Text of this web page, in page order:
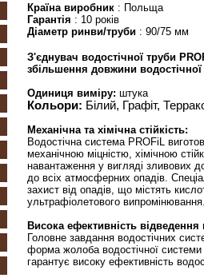
Країна виробник : Польща
Гарантія : 10 років
Діаметр ринви/труби : 90/75 мм
З'єднувач водостічної труби
збільшення довжини водостічної
Одиниця виміру: штука
Кольори: Білий, Графіт,
Механічна та хімічна стійкість:
Водостічна система PROFiL
механічною міцністю, хімічною
навантаження у вигляді зливових
до всіх атмосферних опадів.
захист від опадів, що містять
ультрафіолетового випромінювання.
Висока ефективність відведення
Головне завдання водостічних
форма жолоба водостічної
гарантує високу ефективність